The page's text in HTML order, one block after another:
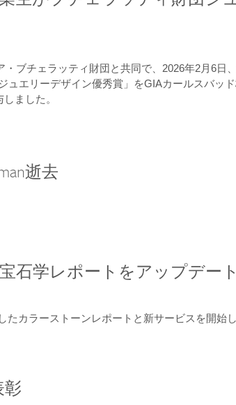
ブチェラッティ財団と共同で、2026年2月6日
ュエリーデザイン優秀賞」をGIAカールスバッ
ました。
逝去
石学レポートをアップデート
たカラーストーンレポートと新サービスを開始
彰